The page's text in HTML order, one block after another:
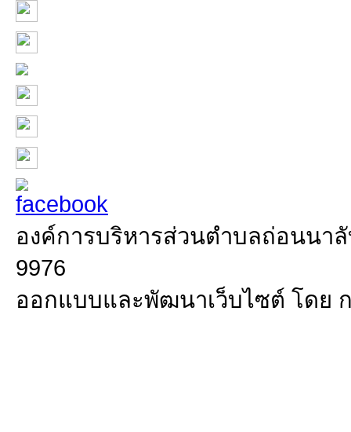
องค์การบริหารส่วนตำบลถ่อนนา
9976
ออกแบบและพัฒนาเว็บไซต์ โดย